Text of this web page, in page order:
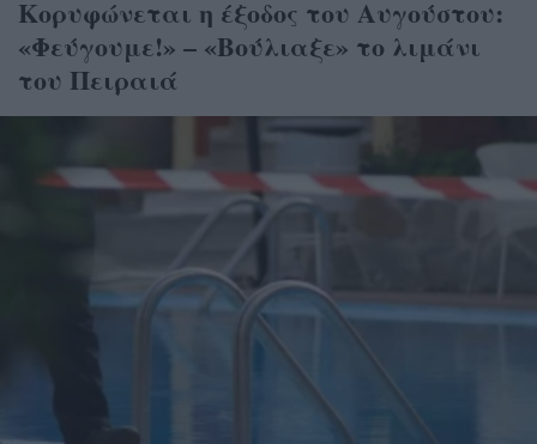
Κορυφώνεται η έξοδος του Αυγούστου:
«Φεύγουμε!» – «Βούλιαξε» το λιμάνι
του Πειραιά